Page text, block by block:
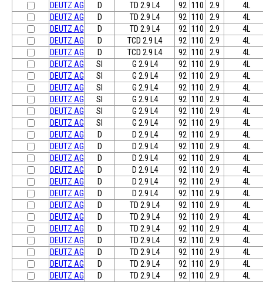
DEUTZ AG
D TD 2.9 L4 92 110 2.9
4L
DEUTZ AG
D TD 2.9 L4 92 110 2.9
4L
DEUTZ AG
D TD 2.9 L4 92 110 2.9
4L
DEUTZ AG
D TCD 2.9 L4 92 110 2.9
4L
DEUTZ AG
D TCD 2.9 L4 92 110 2.9
4L
DEUTZ AG
SI G 2.9 L4 92 110 2.9
4L
DEUTZ AG
SI G 2.9 L4 92 110 2.9
4L
DEUTZ AG
SI G 2.9 L4 92 110 2.9
4L
DEUTZ AG
SI G 2.9 L4 92 110 2.9
4L
DEUTZ AG
SI G 2.9 L4 92 110 2.9
4L
DEUTZ AG
SI G 2.9 L4 92 110 2.9
4L
DEUTZ AG
D D 2.9 L4 92 110 2.9
4L
DEUTZ AG
D D 2.9 L4 92 110 2.9
4L
DEUTZ AG
D D 2.9 L4 92 110 2.9
4L
DEUTZ AG
D D 2.9 L4 92 110 2.9
4L
DEUTZ AG
D D 2.9 L4 92 110 2.9
4L
DEUTZ AG
D D 2.9 L4 92 110 2.9
4L
DEUTZ AG
D TD 2.9 L4 92 110 2.9
4L
DEUTZ AG
D TD 2.9 L4 92 110 2.9
4L
DEUTZ AG
D TD 2.9 L4 92 110 2.9
4L
DEUTZ AG
D TD 2.9 L4 92 110 2.9
4L
DEUTZ AG
D TD 2.9 L4 92 110 2.9
4L
DEUTZ AG
D TD 2.9 L4 92 110 2.9
4L
DEUTZ AG
D TD 2.9 L4 92 110 2.9
4L